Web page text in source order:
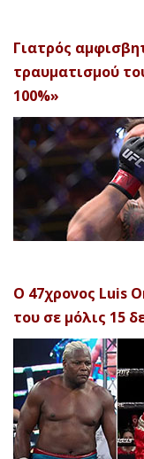
Γιατρός
τραυματισμού
100%»
Ο 47χρονος Luis
του σε μόλις 15